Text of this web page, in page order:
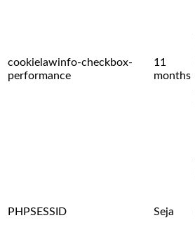
cookielawinfo-checkbox-
performance
11
months
PHPSESSID Seja